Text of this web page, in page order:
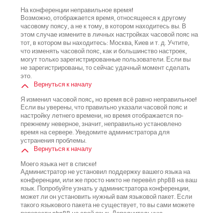
На конференции неправильное время!
Возможно, отображается время, относящееся к другому
часовому поясу, а не к тому, в котором находитесь вы. В
этом случае измените в личных настройках часовой пояс на
тот, в котором вы находитесь: Москва, Киев и т. д. Учтите,
что изменять часовой пояс, как и большинство настроек,
могут только зарегистрированные пользователи. Если вы
не зарегистрированы, то сейчас удачный момент сделать
это.
Вернуться к началу
Я изменил часовой пояс, но время всё равно неправильное!
Если вы уверены, что правильно указали часовой пояс и
настройку летнего времени, но время отображается по-
прежнему неверное, значит, неправильно установлено
время на сервере. Уведомите администратора для
устранения проблемы.
Вернуться к началу
Моего языка нет в списке!
Администратор не установил поддержку вашего языка на
конференции, или же просто никто не перевёл phpBB на ваш
язык. Попробуйте узнать у администратора конференции,
может ли он установить нужный вам языковой пакет. Если
такого языкового пакета не существует, то вы сами можете